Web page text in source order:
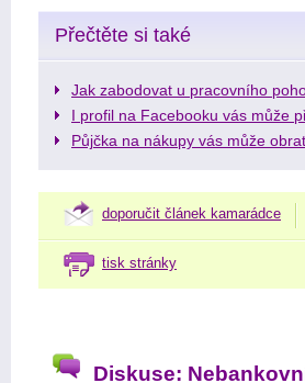
Přečtěte si také
Jak zabodovat u pracovního
I profil na Facebooku vás může
Půjčka na nákupy vás může
doporučit článek kamarádce
tisk stránky
Diskuse: